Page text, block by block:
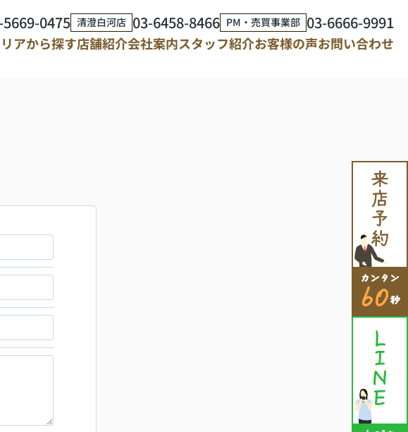
5669-0475 清澄白河店 03-6458-8466 PM・売買事業部 03-6666-9991
アから探す店舗紹介会社案内スタッフ紹介お客様の声お問い合わせ